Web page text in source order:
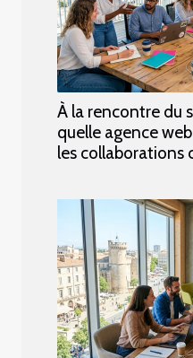
À la rencontre du
quelle agence
les collaborations